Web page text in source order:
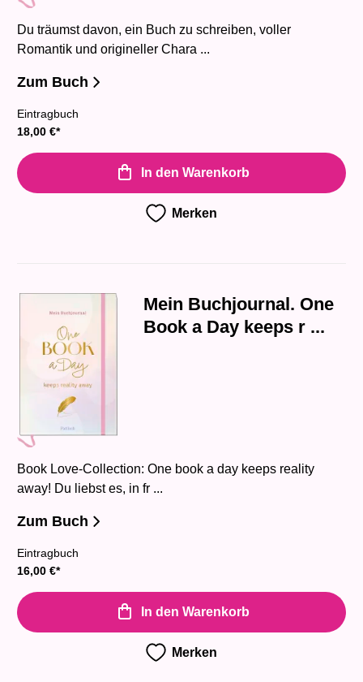
Du träumst davon, ein Buch zu schreiben, voller
Romantik und origineller Chara ...
Zum Buch
Eintragbuch
18,00 €*
In den Warenkorb
Merken
Mein Buchjournal. One
Book a Day keeps r ...
Book Love-Collection: One book a day keeps reality
away! Du liebst es, in fr ...
Zum Buch
Eintragbuch
16,00 €*
In den Warenkorb
Merken